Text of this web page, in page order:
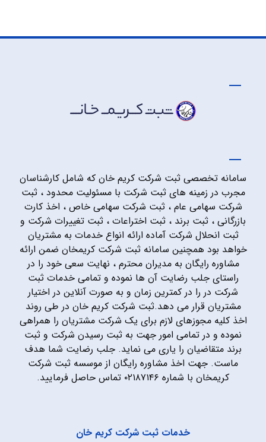
سامانه تخصصی ثبت شرکت کریم خان که شامل کارشناسان
مجرب در زمینه های ثبت شرکت با مسئولیت محدود ، ثبت
شرکت سهامی عام ، ثبت شرکت سهامی خاص ، اخذ کارت
بازرگانی ، ثبت برند ، ثبت اختراعات ، ثبت تغییرات شرکت و
ثبت انحلال شرکت آماده ارائه انواع خدمات به مشتریان
خواهد بود همچنین سامانه ثبت شرکت کریمخان ضمن ارائه
مشاوره رایگان به مدیران محترم ، نهایت سعی خود را در
راستای جلب رضایت آن ها نموده و تمامی خدمات ثبت
شرکت در را در کمترین زمان و به صورت آنلاین در اختیار
مشتریان قرار می دهد.ثبت شرکت کریم خان در طی روند
اخذ کلیه مجوزهای لازم برای یک شرکت مشتریان را همراهی
نموده و در تمامی امور جهت به ثبت رسیدن شرکت و ثبت
برند متقاضیان را یاری می نماید. جلب رضایت شما هدف
ماست. جهت اخذ مشاوره رایگان از موسسه ثبت شرکت
کریمخان با شماره ۰۲۱۸۷۱۴۶ تماس حاصل فرمایید.
خدمات ثبت شرکت کریم خان